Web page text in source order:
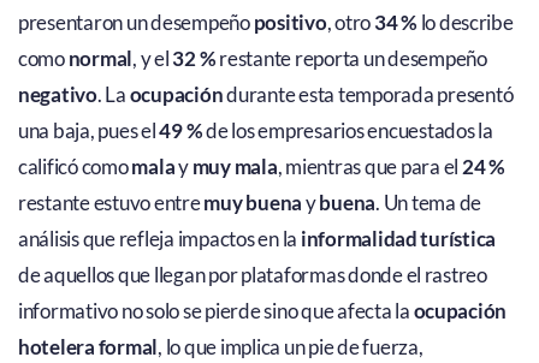
presentaron un desempeñopositivo, otro34 % lo describe
comonormal, y el32 %restante reporta un desempeño
negativo. Laocupacióndurante esta temporada presentó
una baja, pues el49 %de los empresarios encuestados la
calificó comomalaymuy mala, mientras que para el 24 %
restante estuvo entremuy buenaybuena. Un tema de
análisis que refleja impactos en la informalidad turística
de aquellos que llegan por plataformas donde el rastreo
informativo no solo se pierde sino que afecta laocupación
hotelera formal, lo que implica un pie de fuerza,